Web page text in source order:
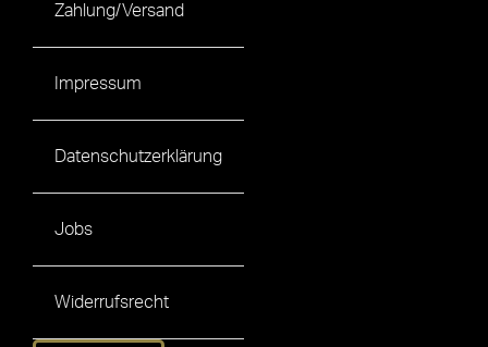
Zahlung/Versand
Impressum
Datenschutzerklärung
Jobs
Widerrufsrecht